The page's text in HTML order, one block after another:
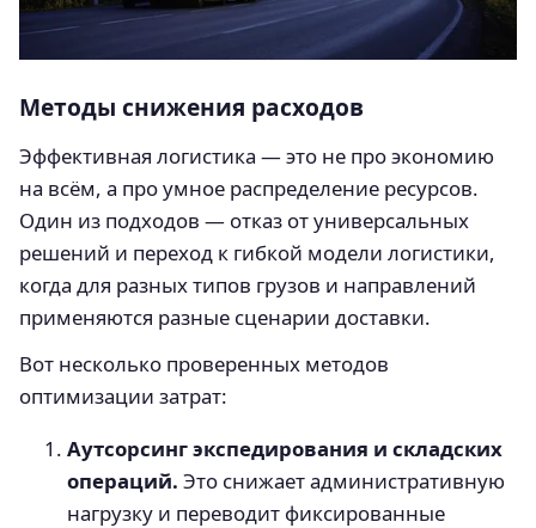
Методы снижения расходов
Эффективная логистика — это не про экономию
на всём, а про умное распределение ресурсов.
Один из подходов — отказ от универсальных
решений и переход к гибкой модели логистики,
когда для разных типов грузов и направлений
применяются разные сценарии доставки.
Вот несколько проверенных методов
оптимизации затрат:
Аутсорсинг экспедирования и складских
операций. Это снижает административную
нагрузку и переводит фиксированные